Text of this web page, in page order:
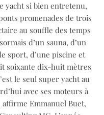
yacht si bien entretenu,
promenades de trois
au souffle des temps
d’un sauna, d’un
sport, d’une piscine et
soixante dix-huit mètres
le seul super yacht au
avec ses moteurs à
Emmanuel Buet,